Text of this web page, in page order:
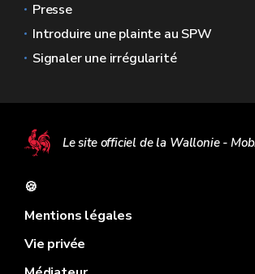
Presse
Introduire une plainte au SPW
Signaler une irrégularité
Le site officiel de la Wallonie -
🍪
Mentions légales
Vie privée